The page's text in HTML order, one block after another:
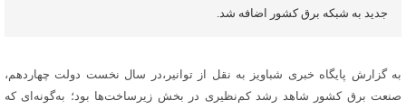
جدید به شبکه برق کشور اضافه شد.
به گزارش پایگاه خبری شباویز به نقل از توانیر،در سال نخست دولت چهاردهم،
صنعت برق کشور شاهد رشد کم‌نظیری در بخش زیرساخت‌ها بود؛ به‌گونه‌ای که